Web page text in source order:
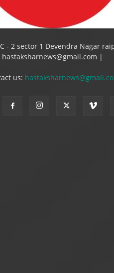
- 2 sector 1 Devendra Nagar
hastaksharnews@gmail.com |
us: